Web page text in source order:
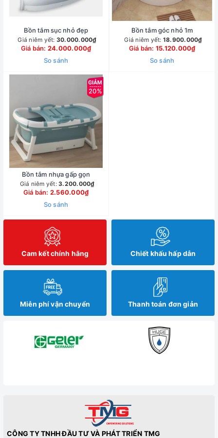
Bồn tắm sục nhỏ đẹp
Giá niêm yết: 30.000.000₫
Giá bán: 24.000.000₫
So sánh
Bồn tắm góc nhỏ 1m
Giá niêm yết: 18.900.000₫
Giá bán: 15.120.000₫
So sánh
20%
Bồn tắm nhựa gấp gọn
Giá niêm yết: 3.200.000₫
Giá bán: 2.560.000₫
So sánh
Cam kết chính hãng Chiết khấu hấp dẫn
Miễn phí vận chuyển Thanh toán đơn giản
CÔNG TY TNHH ĐẦU TƯ VÀ PHÁT TRIỂN TMG